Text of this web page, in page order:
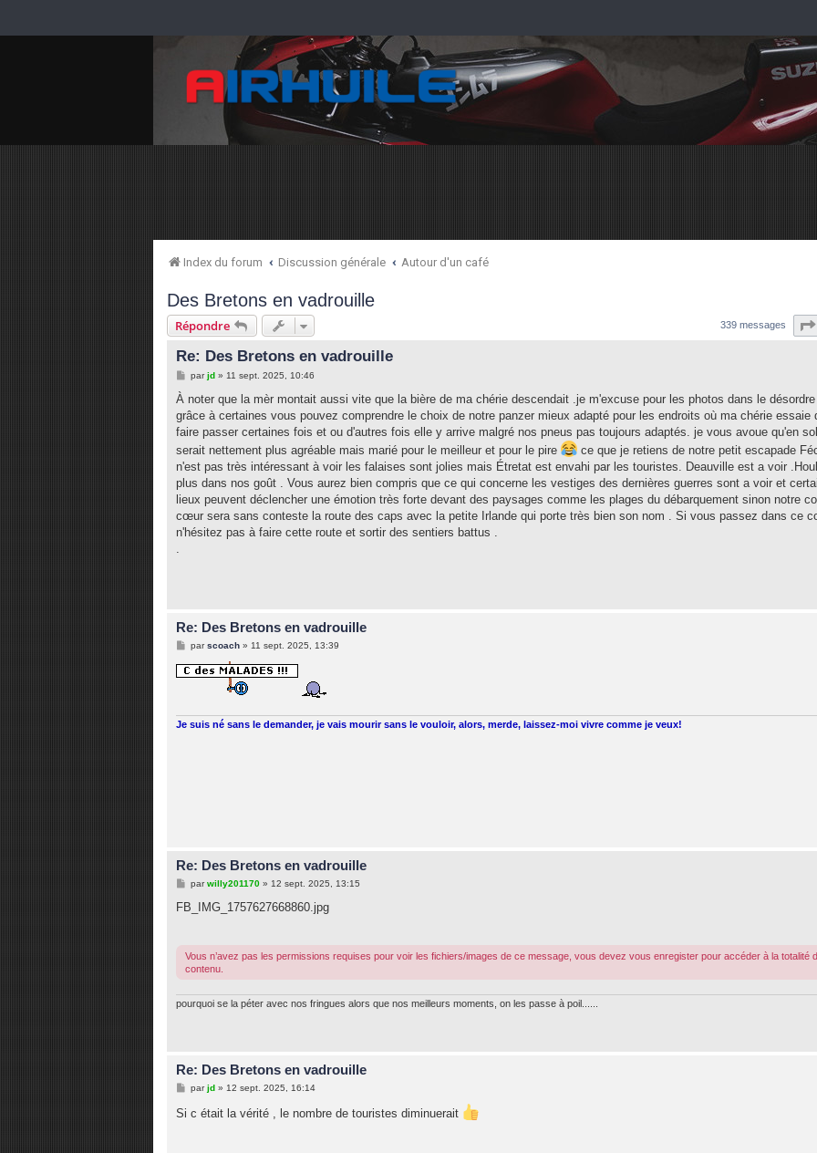
Index du forum Discussion générale Autour d'un café
Des Bretons en vadrouille
Répondre 339 messages
Re: Des Bretons en vadrouille
M
s
a
g
parjd» 11 sept. 2025, 10:46
À noter que la mèr montait aussi vite que la bière de ma chérie descendait .je m'excuse pour les photos dans le
grâce à certaines vous pouvez comprendre le choix de notre panzer mieux adapté pour les endroits où ma chérie essaie
faire passer certaines fois et ou d'autres fois elle y arrive malgré nos pneus pas toujours adaptés. je vous avoue qu'en
serait nettement plus agréable mais marié pour le meilleur et pour le pire
ce que je retiens de notre petit escapade
n'est pas très intéressant à voir les falaises sont jolies mais Étretat est envahi par les touristes. Deauville est a voir
plus dans nos goût . Vous aurez bien compris que ce qui concerne les vestiges des dernières guerres sont a voir et
lieux peuvent déclencher une émotion très forte devant des paysages comme les plages du débarquement sinon notre
cœur sera sans conteste la route des caps avec la petite Irlande qui porte très bien son nom . Si vous passez dans ce
n'hésitez pas à faire cette route et sortir des sentiers battus .
.
Re: Des Bretons en vadrouille
M
s
s
parscoach» 11 sept. 2025, 13:39
Je suis né sans le demander, je vais mourir sans le vouloir, alors, merde, laissez-moi vivre comme je veux!
Re: Des Bretons en vadrouille
M
s
s
parwilly201170» 12 sept. 2025, 13:15
FB_IMG_1757627668860.jpg
Vous n’avez pas les permissions requises pour voir les fichiers/images de ce message, vous devez vous enregister pour accéder à la totalité
contenu.
pourquoi se la péter avec nos fringues alors que nos meilleurs moments, on les passe à poil......
Re: Des Bretons en vadrouille
Mparjd» 12 sept. 2025, 16:14
Si c était la vérité , le nombre de touristes diminuerait